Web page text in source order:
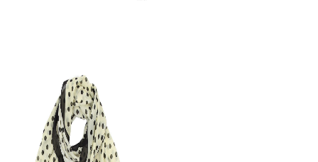
В розницу
Узнать оптовую цену сейчас